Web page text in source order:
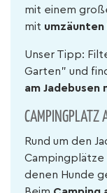
mit einem
mit
Unser Tipp:
Garten” und
am Jadebusen
CAMPINGPLATZ
Rund um den
Campingplätze
denen Hunde